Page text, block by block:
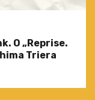
O „Reprise.
Triera